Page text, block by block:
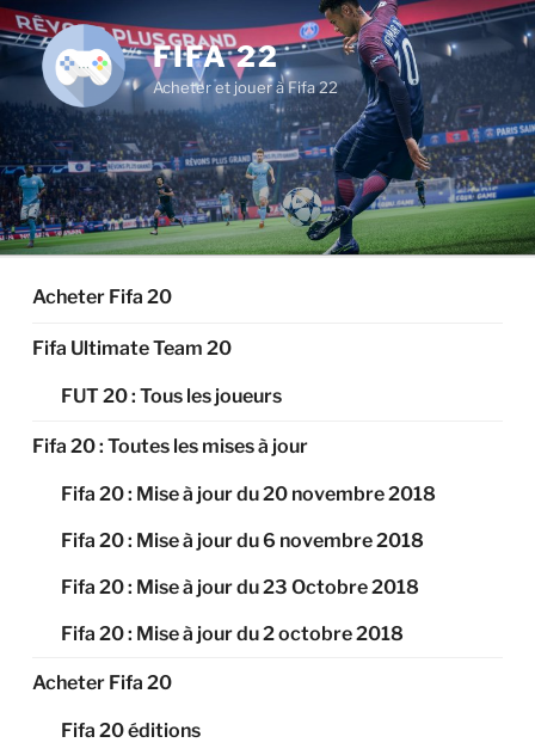
Aller
au
contenu
principal
FIFA 22
Acheter et jouer à Fifa 22
Acheter Fifa 20
Fifa Ultimate Team 20
FUT 20 : Tous les joueurs
Fifa 20 : Toutes les mises à jour
Fifa 20 : Mise à jour du 20 novembre 2018
Fifa 20 : Mise à jour du 6 novembre 2018
Fifa 20 : Mise à jour du 23 Octobre 2018
Fifa 20 : Mise à jour du 2 octobre 2018
Acheter Fifa 20
Fifa 20 éditions